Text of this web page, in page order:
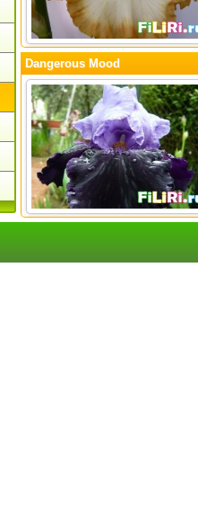
Dangerous Mood